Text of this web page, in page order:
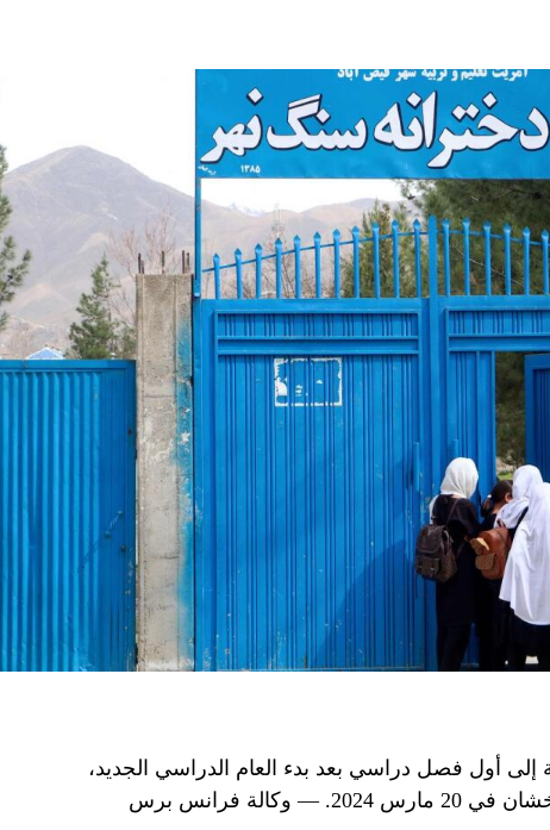
إلى أول فصل دراسي بعد بدء العام الدراسي الجديد،
فرانس برس